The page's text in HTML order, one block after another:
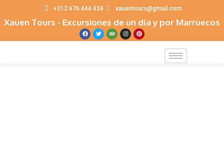
+212 676 444 424 xauentours@gmail.com
Xauen Tours - Excursiones de un día y por Marruecos